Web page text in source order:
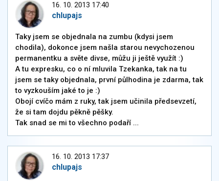
16. 10. 2013 17:40
chlupajs
Taky jsem se objednala na zumbu (kdysi jsem
chodila), dokonce jsem našla starou nevychozenou
permanentku a světe divse, můžu ji ještě využít :)
A tu expresku, co o ní mluvila Tzekanka, tak na tu
jsem se taky objednala, první půlhodina je zdarma, tak
to vyzkouším jaké to je :)
Obojí cvíčo mám z ruky, tak jsem učinila předsevzetí,
že si tam dojdu pěkně pěšky.
Tak snad se mi to všechno podaří ...
16. 10. 2013 17:37
chlupajs